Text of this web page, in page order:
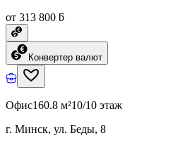
от 313 800 ƃ
Конвертер валют
Офис160.8 м²10/10 этаж
г. Минск, ул. Беды, 8